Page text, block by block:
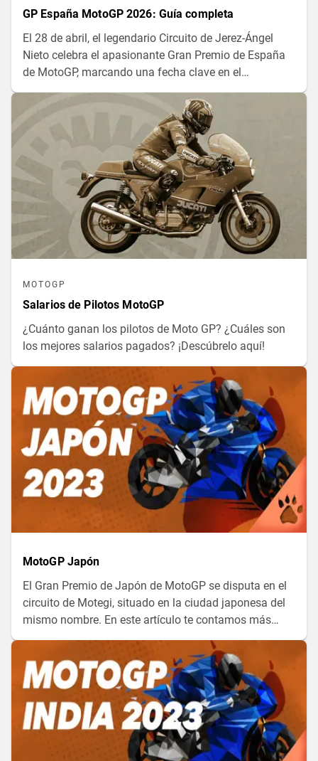
GP España MotoGP 2026: Guía completa
El 28 de abril, el legendario Circuito de Jerez-Ángel
Nieto celebra el apasionante Gran Premio de España
de MotoGP, marcando una fecha clave en el
estrategia se fusionan en un espectáculo sin igual.
MOTOGP
Salarios de Pilotos MotoGP
¿Cuánto ganan los pilotos de Moto GP? ¿Cuáles son
los mejores salarios pagados? ¡Descúbrelo aquí!
MotoGP Japón
El Gran Premio de Japón de MotoGP se disputa en el
circuito de Motegi, situado en la ciudad japonesa del
mismo nombre. En este artículo te contamos más